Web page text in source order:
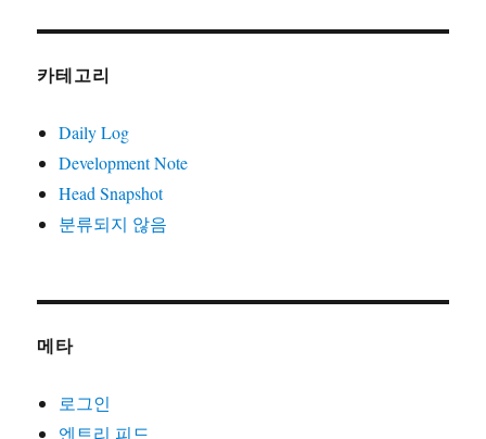
카테고리
Daily Log
Development Note
Head Snapshot
분류되지 않음
메타
로그인
엔트리 피드